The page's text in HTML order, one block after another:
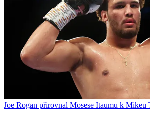
Joe Rogan přirovnal Mosese Itaumu k Mikeu